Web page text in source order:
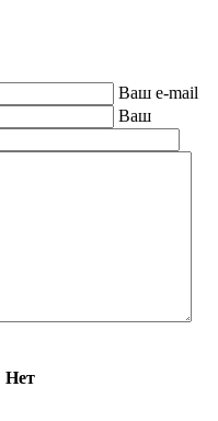
Ваш e-mail
Ваш
Нет